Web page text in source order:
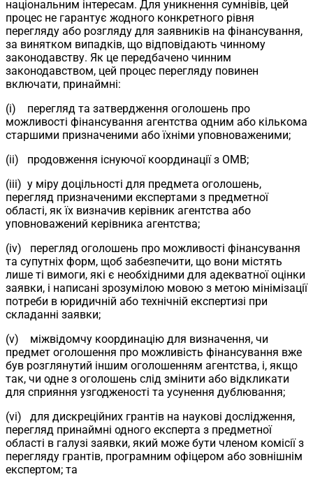
національним інтересам. Для уникнення сумнівів, цей
процес не гарантує жодного конкретного рівня
перегляду або розгляду для заявників на фінансування,
за винятком випадків, що відповідають чинному
законодавству. Як це передбачено чинним
законодавством, цей процес перегляду повинен
включати, принаймні:
(i) перегляд та затвердження оголошень про
можливості фінансування агентства одним або кількома
старшими призначеними або їхніми уповноваженими;
(ii) продовження існуючої координації з OMB;
(iii) у міру доцільності для предмета оголошень,
перегляд призначеними експертами з предметної
області, як їх визначив керівник агентства або
уповноважений керівника агентства;
(iv) перегляд оголошень про можливості фінансування
та супутніх форм, щоб забезпечити, що вони містять
лише ті вимоги, які є необхідними для адекватної оцінки
заявки, і написані зрозумілою мовою з метою мінімізації
потреби в юридичній або технічній експертизі при
складанні заявки;
(v) міжвідомчу координацію для визначення, чи
предмет оголошення про можливість фінансування вже
був розглянутий іншим оголошенням агентства, і, якщо
так, чи одне з оголошень слід змінити або відкликати
для сприяння узгодженості та усунення дублювання;
(vi) для дискреційних грантів на наукові дослідження,
перегляд принаймні одного експерта з предметної
області в галузі заявки, який може бути членом комісії з
перегляду грантів, програмним офіцером або зовнішнім
експертом; та